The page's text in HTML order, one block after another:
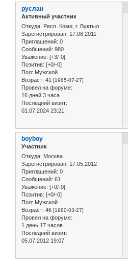
руслан
Активный участник
Откуда: Респ. Коми, г. Вуктыл
Зарегистрирован: 17.08.2011
Приглашений: 0
Сообщений: 980
Уважение: [+3/-0]
Позитив: [+0/-0]
Пол: Мужской
Возраст: 41 [1985-07-27]
Провел на форуме:
16 дней 3 часа
Последний визит:
01.07.2024 23:21
boyboy
Участник
Откуда: Москва
Зарегистрирован: 17.05.2012
Приглашений: 0
Сообщений: 61
Уважение: [+0/-0]
Позитив: [+0/-0]
Пол: Мужской
Возраст: 46 [1980-03-27]
Провел на форуме:
1 день 17 часов
Последний визит:
05.07.2012 19:07